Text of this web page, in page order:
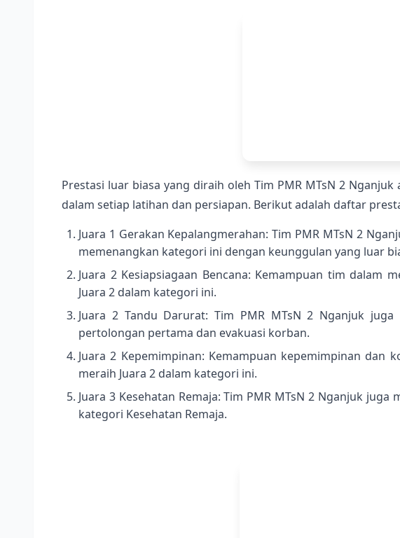
Prestasi luar biasa yang diraih oleh Tim PMR MTsN 2
dalam setiap latihan dan persiapan. Berikut adalah daftar
Juara 1 Gerakan Kepalangmerahan: Tim PMR MTsN 2
memenangkan kategori ini dengan keunggulan yang luar
Juara 2 Kesiapsiagaan Bencana: Kemampuan tim
Juara 2 dalam kategori ini.
Juara 2 Tandu Darurat: Tim PMR MTsN 2 Nganjuk
pertolongan pertama dan evakuasi korban.
Juara 2 Kepemimpinan: Kemampuan kepemimpinan
meraih Juara 2 dalam kategori ini.
Juara 3 Kesehatan Remaja: Tim PMR MTsN 2 Nganjuk
kategori Kesehatan Remaja.